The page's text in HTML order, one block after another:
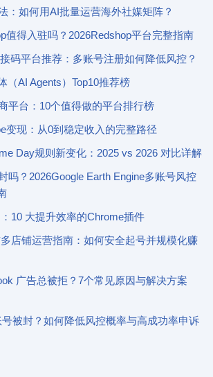
：如何用AI批量运营海外社媒矩阵？
值得入驻吗？2026Redshop平台完整指南
码平台推荐：多账号注册如何降低风控？
（AI Agents）Top10推荐榜
平台：10个值得做的平台排行榜
变现：从0到稳定收入的完整路径
Day规则新变化：2025 vs 2026 对比详解
吗？2026Google Earth Engine多账号风控
10 大提升效率的Chrome插件
店铺运营指南：如何安全起号并规模化赚
广告总被拒？7个常见原因与解决方案
号被封？如何降低风控概率与高成功率申诉